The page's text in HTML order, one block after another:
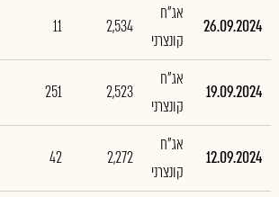
26.09.2024
אג"ח
קונצרני
2,534
11
19.09.2024
אג"ח
קונצרני
2,523
251
12.09.2024
אג"ח
קונצרני
2,272
42